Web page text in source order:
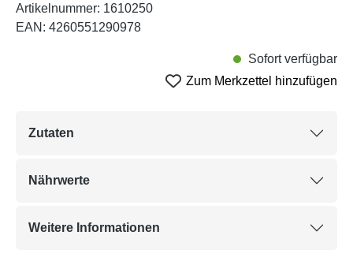
Artikelnummer: 1610250
EAN: 4260551290978
Sofort verfügbar
Zum Merkzettel hinzufügen
Zutaten
Nährwerte
Weitere Informationen